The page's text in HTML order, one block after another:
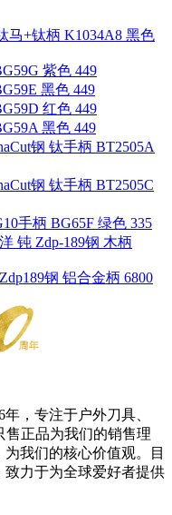
马+钛柄 K1034A8 黑色
紫色 449
黑色 449
红色 449
黑色 449
钢 钛手柄 BT2505A
钢 钛手柄 BT2505C
手柄 BG65F 绿色 335
钝 Zdp-189钢 木柄
钢 铝合金柄 6800
，专注于户外刀具、
售正品为我们的销售理
我们的核心价值观。目
力于为全球爱好者提供